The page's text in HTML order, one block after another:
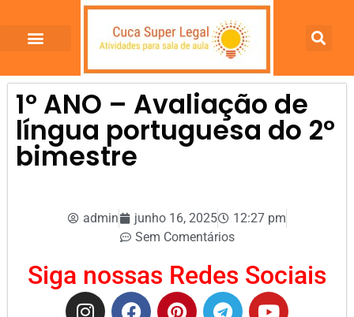
1º ANO – Avaliação de
língua portuguesa do 2º
bimestre
admin junho 16, 2025
12:27 pm
Sem Comentários
Siga nossas Redes Sociais